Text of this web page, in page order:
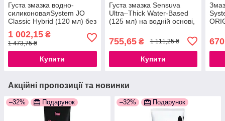
Густа змазка водно-
силиконоваяSystem JO
Classic Hybrid (120 мл) без
масел 777Store.com.ua
1 002,15 ₴
1 473,75 ₴
Купити
Густа змазка Sensuva
Ultra–Thick Water-Based
(125 мл) на водній основі,
777Store.com.ua
755,65₴ 1 111,25 ₴
Купити
Акційні пропозиції та новинки
–32% Подарунок –32% Подарунок